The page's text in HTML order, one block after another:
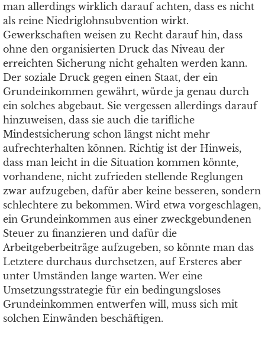
man allerdings wirklich darauf achten, dass es nicht
als reine Niedriglohnsubvention wirkt.
Gewerkschaften weisen zu Recht darauf hin, dass
ohne den organisierten Druck das Niveau der
erreichten Sicherung nicht gehalten werden kann.
Der soziale Druck gegen einen Staat, der ein
Grundeinkommen gewährt, würde ja genau durch
ein solches abgebaut. Sie vergessen allerdings darauf
hinzuweisen, dass sie auch die tarifliche
Mindestsicherung schon längst nicht mehr
aufrechterhalten können. Richtig ist der Hinweis,
dass man leicht in die Situation kommen könnte,
vorhandene, nicht zufrieden stellende Reglungen
zwar aufzugeben, dafür aber keine besseren, sondern
schlechtere zu bekommen. Wird etwa vorgeschlagen,
ein Grundeinkommen aus einer zweckgebundenen
Steuer zu finanzieren und dafür die
Arbeitgeberbeiträge aufzugeben, so könnte man das
Letztere durchaus durchsetzen, auf Ersteres aber
unter Umständen lange warten. Wer eine
Umsetzungsstrategie für ein bedingungsloses
Grundeinkommen entwerfen will, muss sich mit
solchen Einwänden beschäftigen.